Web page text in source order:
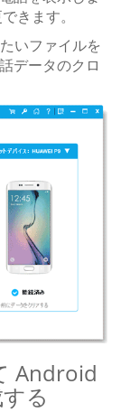
きます。
いファイルを
データのクロ
Android
る